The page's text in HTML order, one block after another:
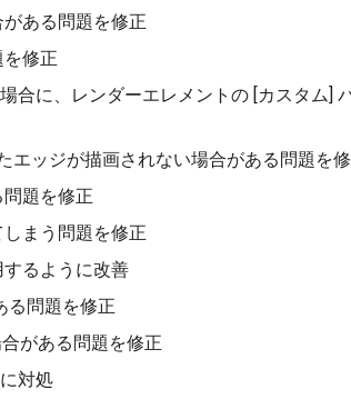
ある問題を修正
修正
合に、レンダーエレメントの [カスタム]
エッジが描画されない場合がある問題を
題を修正
まう問題を修正
るように改善
る問題を修正
がある問題を修正
対処